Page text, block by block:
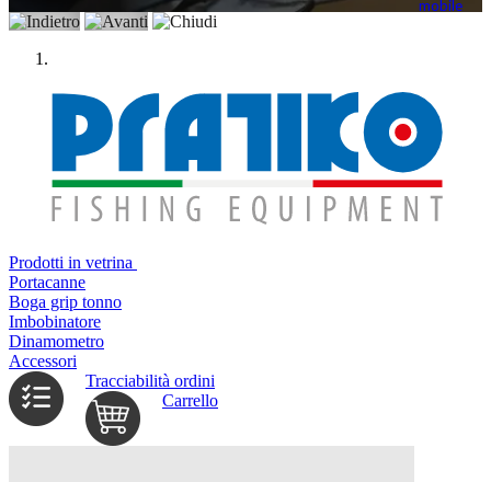
Prodotti in vetrina
Portacanne
Boga grip tonno
Imbobinatore
Dinamometro
Accessori
Tracciabilità ordini
Carrello